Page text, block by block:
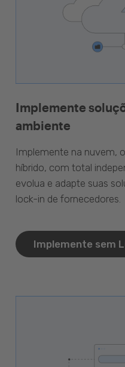
Implemente
ambiente
Implemente na nuvem,
híbrido, com total
evolua e adapte suas
lock-in de fornecedores.
Implemente sem